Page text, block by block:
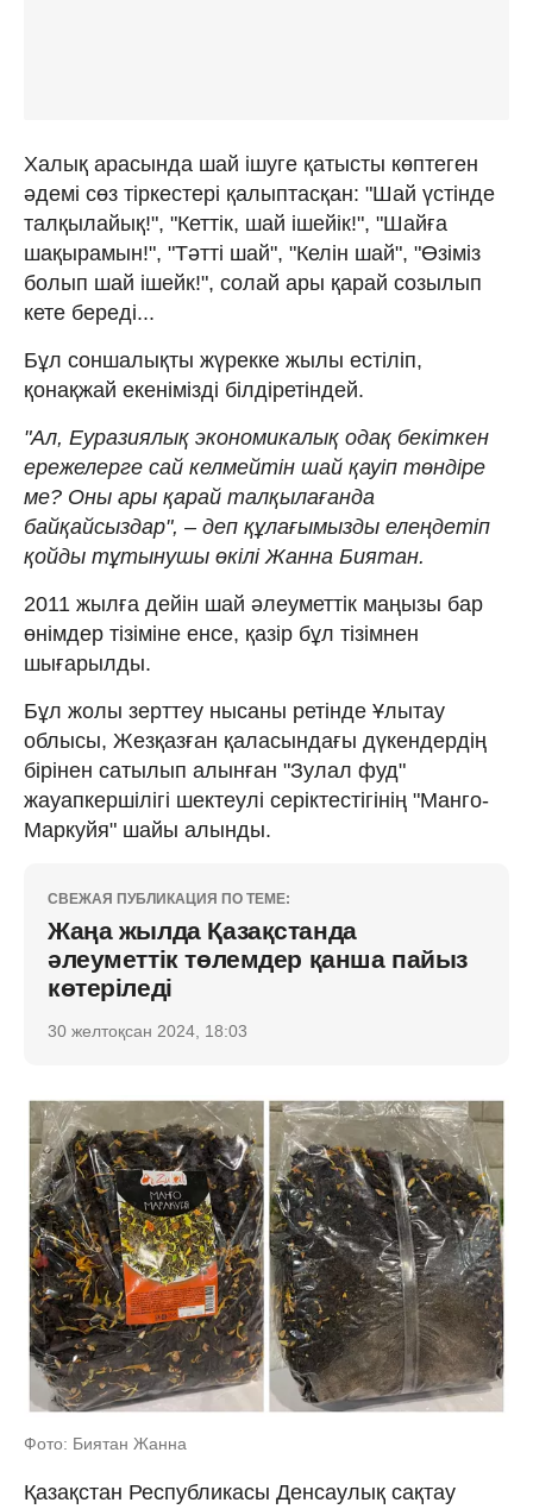
Халық арасында шай ішуге қатысты көптеген
әдемі сөз тіркестері қалыптасқан: "Шай үстінде
талқылайық!", "Кеттік, шай ішейік!", "Шайға
шақырамын!", "Тәтті шай", "Келін шай", "Өзіміз
болып шай ішейк!", солай ары қарай созылып
кете береді...
Бұл соншалықты жүрекке жылы естіліп,
қонақжай екенімізді білдіретіндей.
"Ал, Еуразиялық экономикалық одақ бекіткен
ережелерге сай келмейтін шай қауіп төндіре
ме? Оны ары қарай талқылағанда
байқайсыздар", – деп құлағымызды елеңдетіп
қойды тұтынушы өкілі Жанна Биятан.
2011 жылға дейін шай әлеуметтік маңызы бар
өнімдер тізіміне енсе, қазір бұл тізімнен
шығарылды.
Бұл жолы зерттеу нысаны ретінде Ұлытау
облысы, Жезқазған қаласындағы дүкендердің
бірінен сатылып алынған "Зулал фуд"
жауапкершілігі шектеулі серіктестігінің "Манго-
Маркуйя" шайы алынды.
СВЕЖАЯ ПУБЛИКАЦИЯ ПО ТЕМЕ:
Жаңа жылда Қазақстанда
әлеуметтік төлемдер қанша пайыз
көтеріледі
30 желтоқсан 2024, 18:03
Фото: Биятан Жанна
Қазақстан Республикасы Денсаулық сақтау